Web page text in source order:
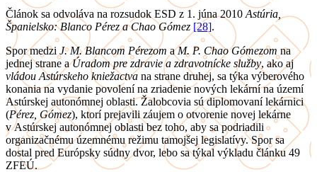
Článok sa odvoláva na rozsudok ESD z 1. júna 2010 Astúria,
Španielsko: Blanco Pérez a Chao Gómez [28].
Spor medzi J. M. Blancom Pérezom aM. P. Chao Gómezom na
jednej strane aÚradom pre zdravie a zdravotnícke služby, ako aj
vládou Astúrskeho kniežactva na strane druhej, sa týka výberového
konania na vydanie povolení na zriadenie nových lekární na území
Astúrskej autonómnej oblasti. Žalobcovia sú diplomovaní lekárnici
(Pérez, Gómez), ktorí prejavili záujem o otvorenie novej lekárne
v Astúrskej autonómnej oblasti bez toho, aby sa podriadili
organizačnému územnému režimu tamojšej legislatívy. Spor sa
dostal pred Európsky súdny dvor, lebo sa týkal výkladu článku 49
ZFEÚ.